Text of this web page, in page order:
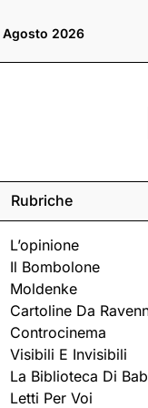
Agosto 2026
Rubriche
L’opinione
Il Bombolone
Moldenke
Cartoline Da
Controcinema
Visibili E Invisibili
La Biblioteca Di
Letti Per Voi